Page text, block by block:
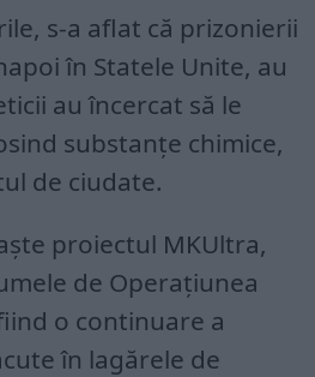
s-a aflat că prizonierii
în Statele Unite, au
au încercat să le
substanțe chimice,
de ciudate.
proiectul MKUltra,
de Operațiunea
o continuare a
în lagărele de